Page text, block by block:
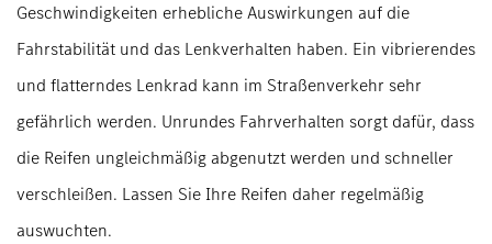
Geschwindigkeiten erhebliche Auswirkungen auf die
Fahrstabilität und das Lenkverhalten haben. Ein vibrierendes
und flatterndes Lenkrad kann im Straßenverkehr sehr
gefährlich werden. Unrundes Fahrverhalten sorgt dafür, dass
die Reifen ungleichmäßig abgenutzt werden und schneller
verschleißen. Lassen Sie Ihre Reifen daher regelmäßig
auswuchten.